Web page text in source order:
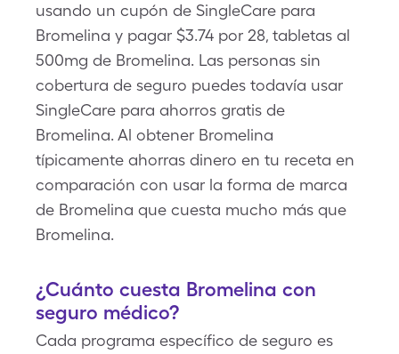
usando un cupón de SingleCare para
Bromelina y pagar $3.74 por 28, tabletas al
500mg de Bromelina. Las personas sin
cobertura de seguro puedes todavía usar
SingleCare para ahorros gratis de
Bromelina. Al obtener Bromelina
típicamente ahorras dinero en tu receta en
comparación con usar la forma de marca
de Bromelina que cuesta mucho más que
Bromelina.
¿Cuánto cuesta Bromelina con
seguro médico?
Cada programa específico de seguro es